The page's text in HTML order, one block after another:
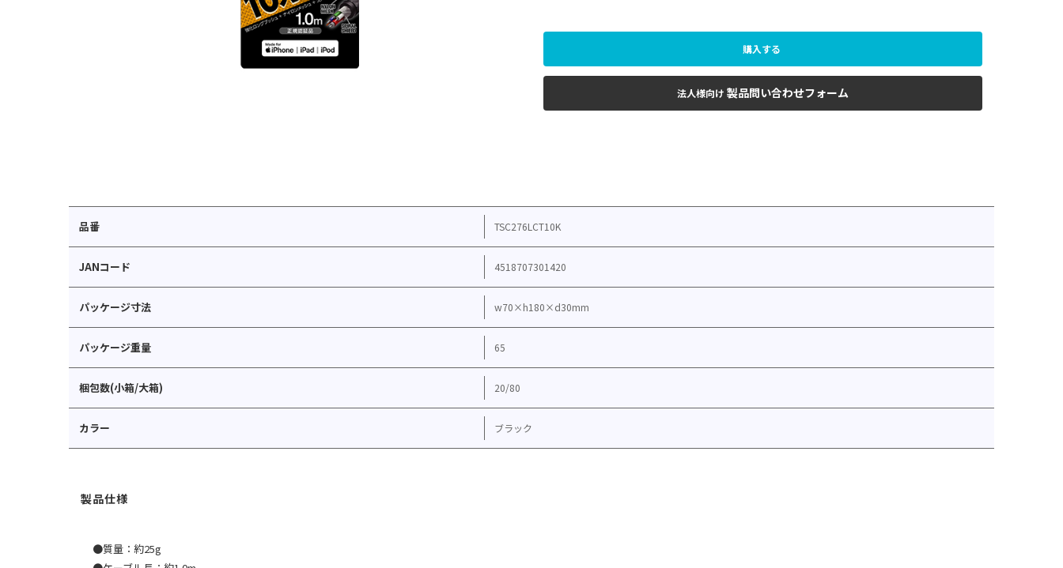
購入する
法人様向け 製品問い合わせフォーム
品番 TSC276LCT10K
JANコード 4518707301420
パッケージ寸法 w70×h180×d30mm
パッケージ重量 65
梱包数(小箱/大箱) 20/80
カラー ブラック
●質量：約25g